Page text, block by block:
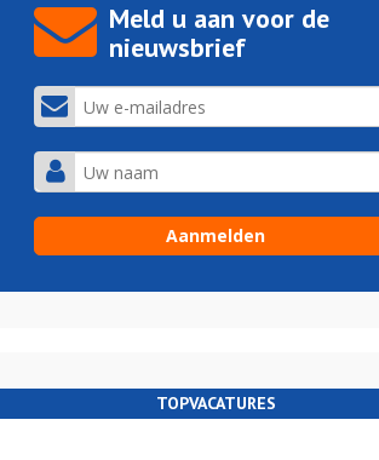
Meld u aan voor de
nieuwsbrief
TOPVACATURES